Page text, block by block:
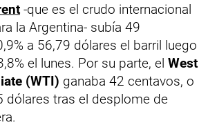
-que es el crudo internacional
la Argentina- subía 49
a 56,79 dólares el barril luego
el lunes. Por su parte, el West
(WTI) ganaba 42 centavos, o
dólares tras el desplome de